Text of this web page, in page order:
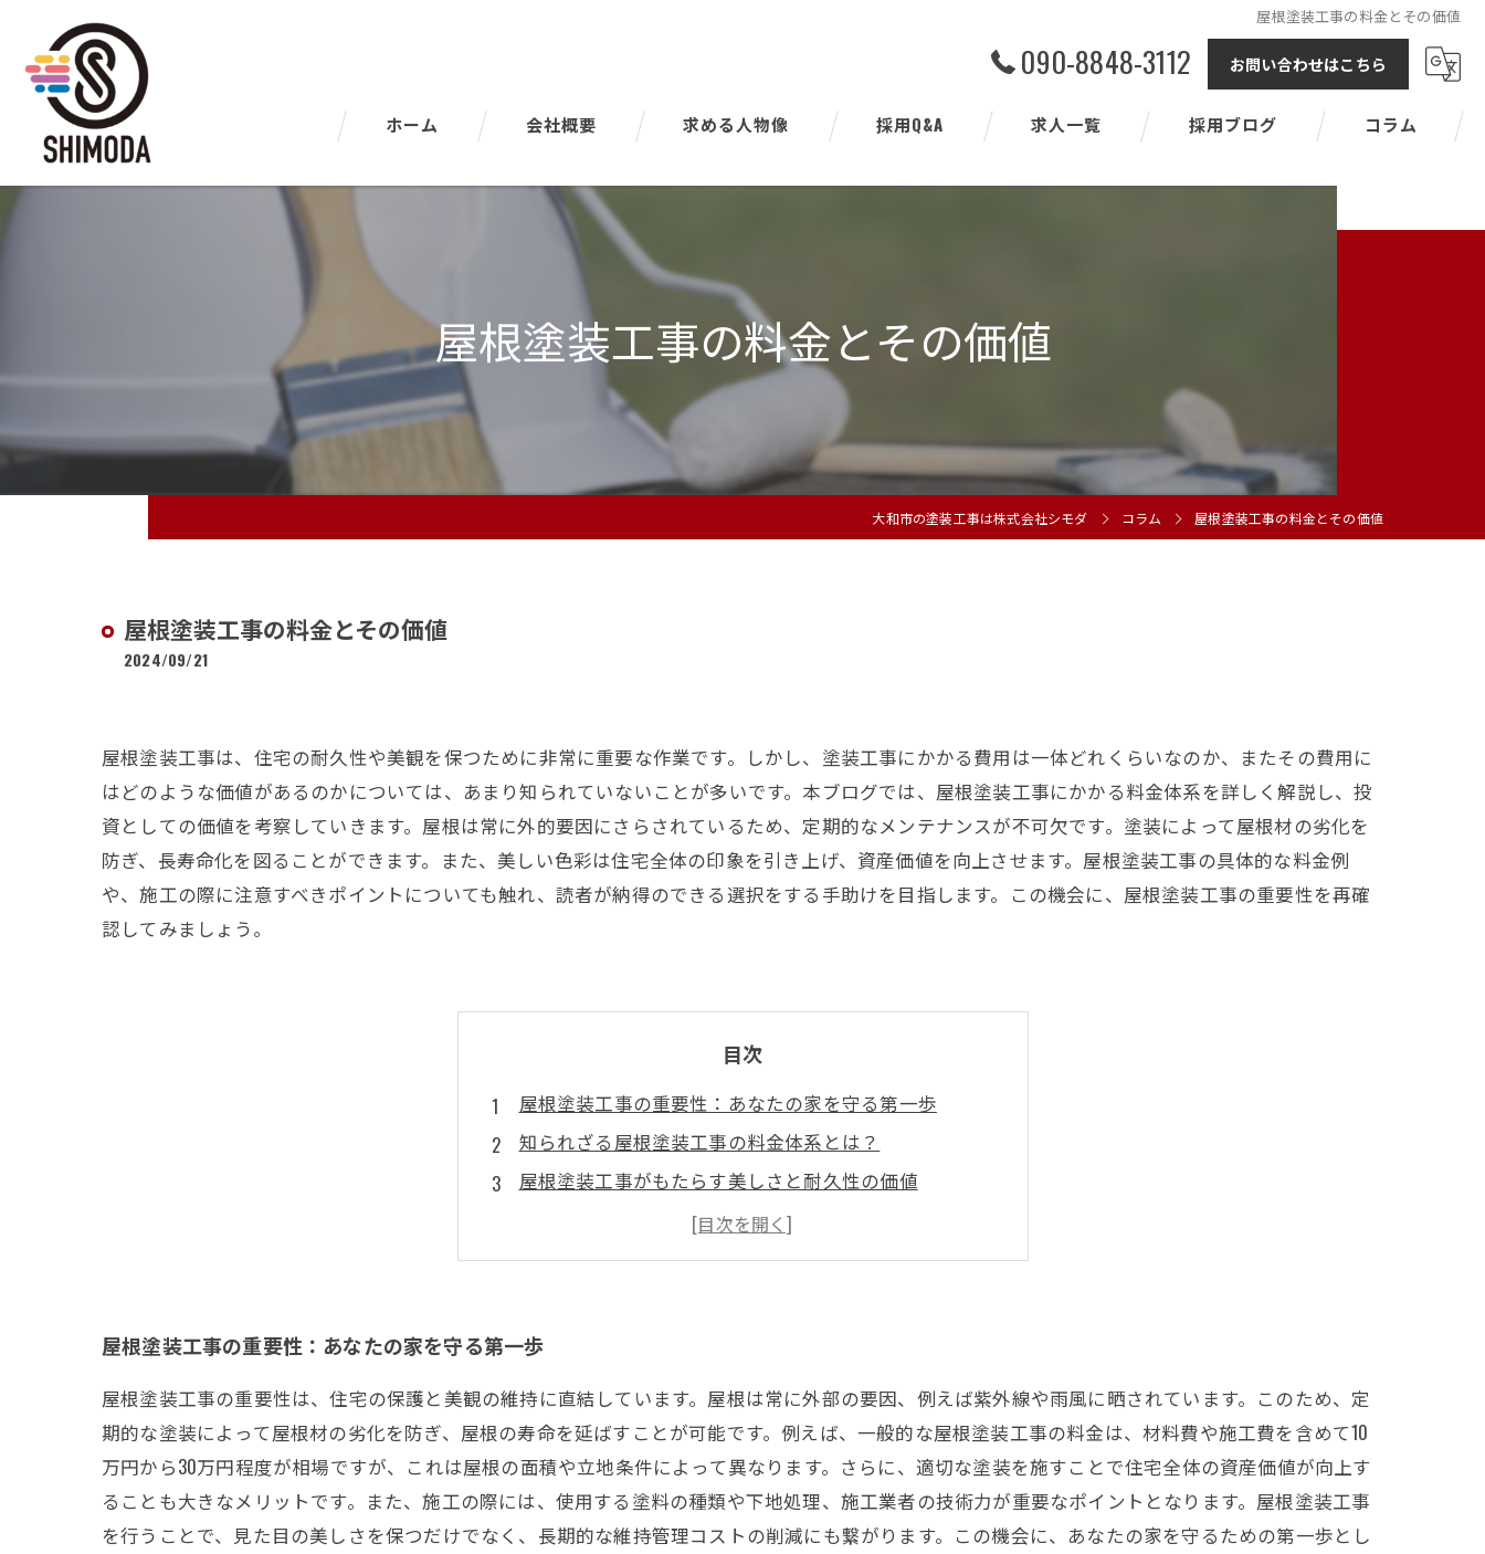
屋根塗装工事の料金とその価値
090-8848-3112 お問い合わせはこちら
ホーム 会社概要
代表挨拶
求める人物像 採用Q&A 求人一覧 採用ブログ コラム
屋根塗装工事の料金とその価値
大和市の塗装工事は株式会社シモダ コラム 屋根塗装工事の料金とその価値
屋根塗装工事の料金とその価値
2024/09/21
屋根塗装工事は、住宅の耐久性や美観を保つために非常に重要な作業です。しかし、塗装工事にかかる費用は一体どれくらいなのか、またその費用に
はどのような価値があるのかについては、あまり知られていないことが多いです。本ブログでは、屋根塗装工事にかかる料金体系を詳しく解説し、投
資としての価値を考察していきます。屋根は常に外的要因にさらされているため、定期的なメンテナンスが不可欠です。塗装によって屋根材の劣化を
防ぎ、長寿命化を図ることができます。また、美しい色彩は住宅全体の印象を引き上げ、資産価値を向上させます。屋根塗装工事の具体的な料金例
や、施工の際に注意すべきポイントについても触れ、読者が納得のできる選択をする手助けを目指します。この機会に、屋根塗装工事の重要性を再確
認してみましょう。
目次
屋根塗装工事の重要性：あなたの家を守る第一歩
知られざる屋根塗装工事の料金体系とは？
屋根塗装工事がもたらす美しさと耐久性の価値
費用対効果を最大化するための屋根塗装のポイント
具体的な料金例を通じて考える屋根塗装の投資価値
屋根塗装工事を通じて得られる家の資産価値向上の秘訣
屋根塗装工事の重要性：あなたの家を守る第一歩
屋根塗装工事の重要性は、住宅の保護と美観の維持に直結しています。屋根は常に外部の要因、例えば紫外線や雨風に晒されています。このため、定
期的な塗装によって屋根材の劣化を防ぎ、屋根の寿命を延ばすことが可能です。例えば、一般的な屋根塗装工事の料金は、材料費や施工費を含めて10
万円から30万円程度が相場ですが、これは屋根の面積や立地条件によって異なります。さらに、適切な塗装を施すことで住宅全体の資産価値が向上す
ることも大きなメリットです。また、施工の際には、使用する塗料の種類や下地処理、施工業者の技術力が重要なポイントとなります。屋根塗装工事
を行うことで、見た目の美しさを保つだけでなく、長期的な維持管理コストの削減にも繋がります。この機会に、あなたの家を守るための第一歩とし